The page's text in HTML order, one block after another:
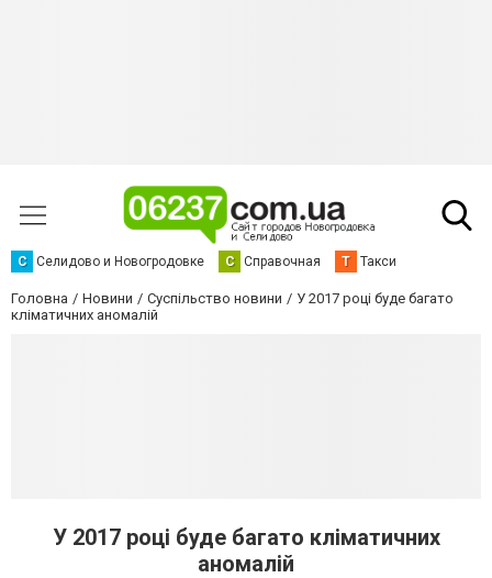
С Селидово и Новогродовке С Справочная Т Такси
Головна Новини Суспільство новини
У 2017 році буде багато
кліматичних аномалій
У 2017 році буде багато кліматичних
аномалій